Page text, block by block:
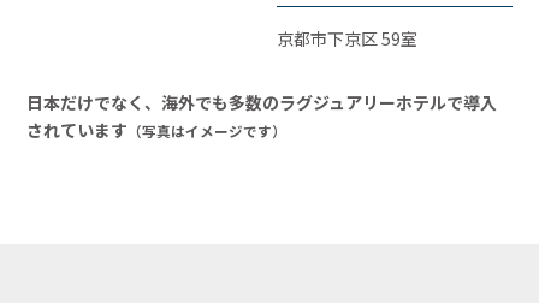
京都市下京区 59室
日本だけでなく、海外でも多数のラグジュアリーホテルで導入
されています （写真はイメージです）